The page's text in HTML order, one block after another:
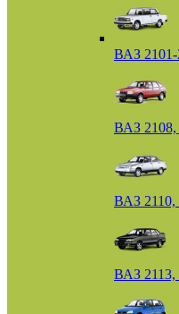
ВАЗ 2101-
ВАЗ 2108,
ВАЗ 2110,
ВАЗ 2113,